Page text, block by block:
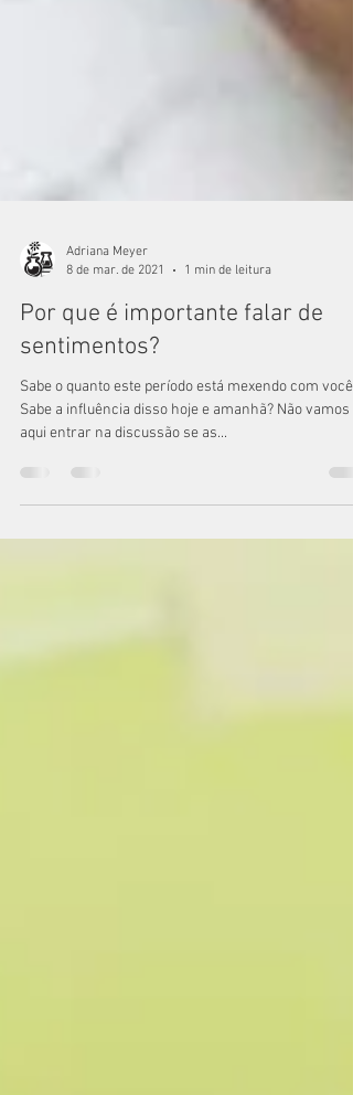
Adriana Meyer
8 de mar. de 2021
1 min de leitura
sentimentos?
Sabe o quanto este período está mexendo com você?
Sabe a influência disso hoje e amanhã? Não vamos